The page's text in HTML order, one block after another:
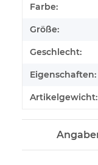
Wert
Farbe:
Größe:
Geschlecht:
Eigenschaften:
Artikelgewicht: